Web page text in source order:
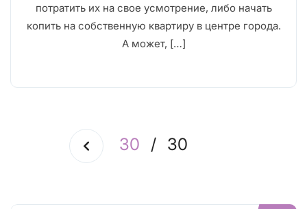
потратить их на свое усмотрение, либо начать
копить на собственную квартиру в центре города.
А может, […]
30 / 30